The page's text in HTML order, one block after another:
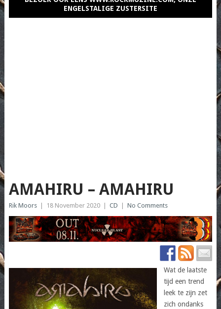
ENGELSTALIGE ZUSTERSITE
AMAHIRU – AMAHIRU
Rik Moors 18 November 2020 CD No Comments
Wat de laatste
tijd een trend
leek te zijn zet
zich ondanks